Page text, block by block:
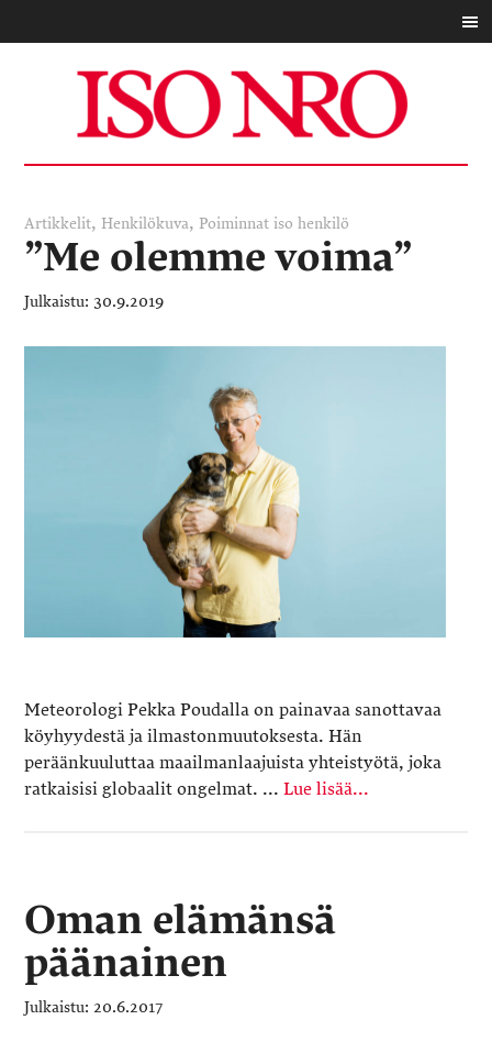
Artikkelit, Henkilökuva, Poiminnat iso henkilö
”Me olemme voima”
30.9.2019
Meteorologi Pekka Poudalla on painavaa sanottavaa
köyhyydestä ja ilmastonmuutoksesta. Hän
peräänkuuluttaa maailmanlaajuista yhteistyötä, joka
ratkaisisi globaalit ongelmat. ...Lue lisää...
Oman elämänsä
päänainen
20.6.2017